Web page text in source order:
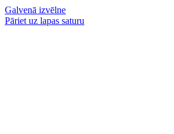
Galvenā izvēlne
Pāriet uz lapas saturu